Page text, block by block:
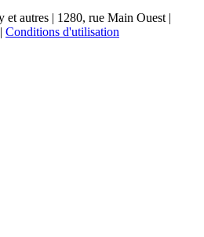
autres | 1280, rue Main Ouest |
Conditions d'utilisation